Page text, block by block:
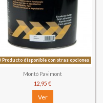
Producto disponible con otras opciones
Montó Pavimont
12,95 €
Ver